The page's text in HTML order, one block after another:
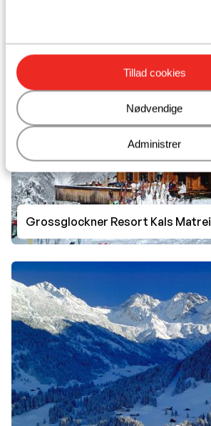
Tillad cookies
Nødvendige
Administrer
Grossglockner Resort Kals Matrei